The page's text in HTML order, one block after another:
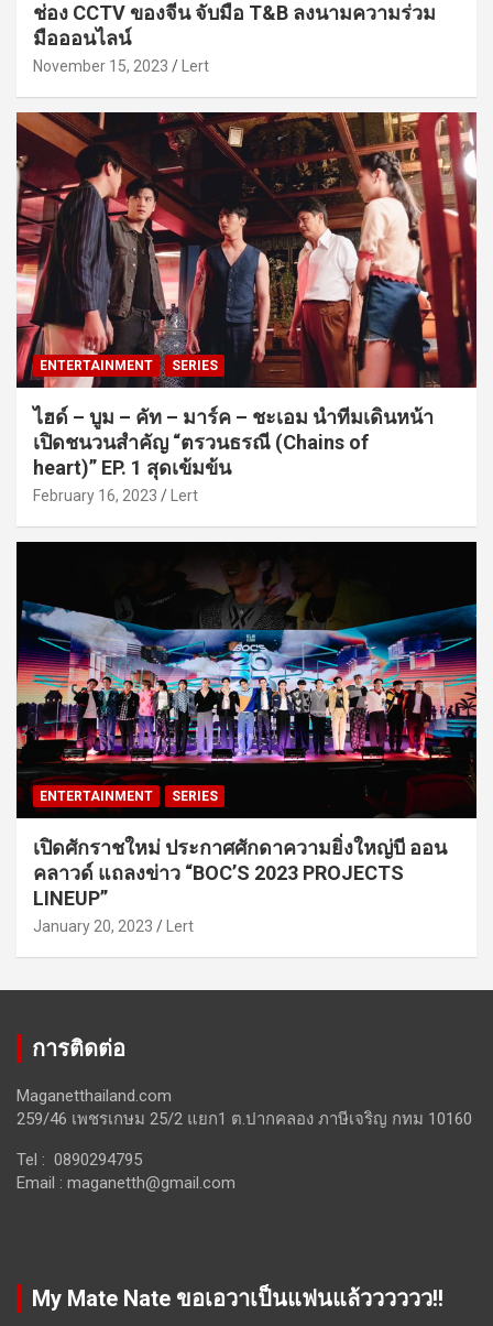
ช่อง CCTV ของจีน จับมือ T&B ลงนามความร่วม
มือออนไลน์
November 15, 2023 Lert
ENTERTAINMENT SERIES
ไฮด์ – บูม – คัท – มาร์ค – ชะเอม นำทีมเดินหน้า
เปิดชนวนสำคัญ “ตรวนธรณี (Chains of
heart)” EP. 1 สุดเข้มข้น
February 16, 2023 Lert
ENTERTAINMENT SERIES
เปิดศักราชใหม่ ประกาศศักดาความยิ่งใหญ่บี ออน
คลาวด์ แถลงข่าว “BOC’S 2023 PROJECTS
LINEUP”
January 20, 2023 Lert
การติดต่อ
Maganetthailand.com
259/46 เพชรเกษม 25/2 แยก1 ต.ปากคลอง ภาษีเจริญ กทม 10160
Tel : 0890294795
Email : maganetth@gmail.com
My Mate Nate ขอเอวาเป็นแฟนแล้วววววว!!